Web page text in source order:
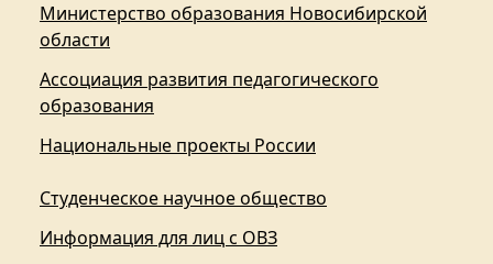
Министерство образования Новосибирской
области
Ассоциация развития педагогического
образования
Национальные проекты России
Студенческое научное общество
Информация для лиц с ОВЗ